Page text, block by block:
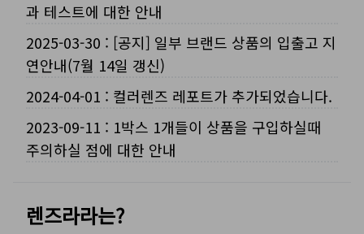
과 테스트에 대한 안내
2025-03-30 : [공지] 일부 브랜드 상품의 입출고 지
연안내(7월 14일 갱신)
2024-04-01 : 컬러렌즈 레포트가 추가되었습니다.
2023-09-11 : 1박스 1개들이 상품을 구입하실때
주의하실 점에 대한 안내
렌즈라라는?